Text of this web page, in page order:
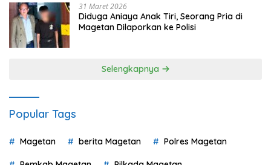
31 Maret 2026
Diduga Aniaya Anak Tiri, Seorang Pria di
Magetan Dilaporkan ke Polisi
Selengkapnya
Popular Tags
Magetan berita Magetan Polres Magetan